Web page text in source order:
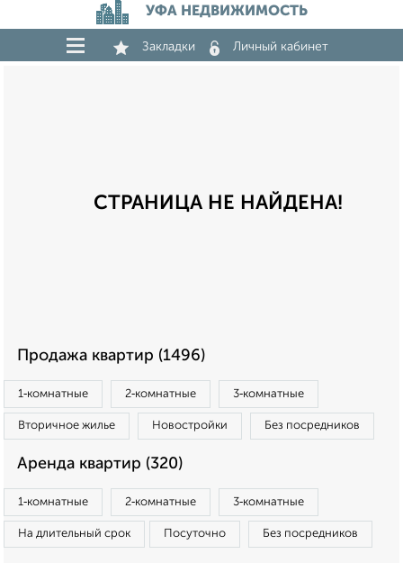
УФА НЕДВИЖИМОСТЬ
Закладки Личный кабинет
СТРАНИЦА НЕ НАЙДЕНА!
Продажа квартир (1496)
1‑комнатные 2‑комнатные 3‑комнатные
Вторичное жилье Новостройки Без посредников
Аренда квартир (320)
1‑комнатные 2‑комнатные 3‑комнатные
На длительный срок Посуточно Без посредников